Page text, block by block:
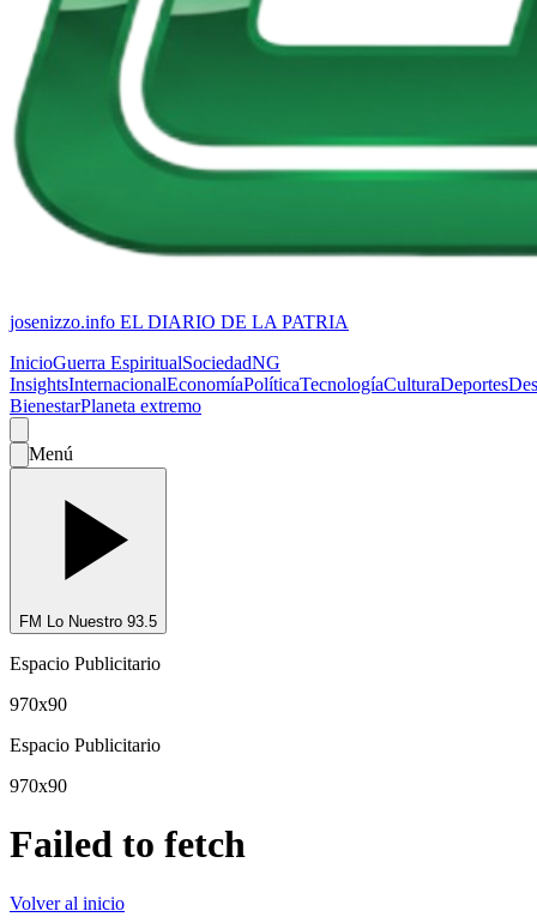
josenizzo.info EL DIARIO DE LA PATRIA
InicioGuerra EspiritualSociedadNG
InsightsInternacionalEconomíaPolíticaTecnologíaCulturaDeportes
BienestarPlaneta extremo
Menú
FM Lo Nuestro 93.5
Espacio Publicitario
970x90
Espacio Publicitario
970x90
Failed to fetch
Volver al inicio